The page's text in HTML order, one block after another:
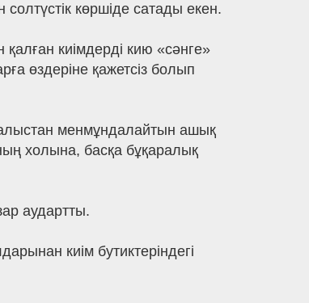
солтүстік көршіде сатады екен.
киімдерді кию «сәнге»
өздеріне қажетсіз болып
менмұндалайтын ашық
холына, басқа бұқаралық
аудартты.
киім бутиктеріндегі